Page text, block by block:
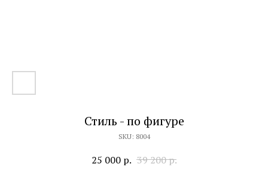
Стиль - по фигуре
SKU: 8004
25 000 р. 39 200р.